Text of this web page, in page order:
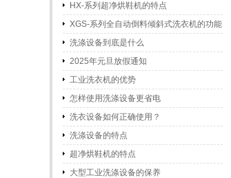
HX-系列超净烘鞋机的特点
XGS-系列全自动倒料倾斜式洗衣机的功能
和特点
洗涤设备到底是什么
2025年元旦放假通知
工业洗衣机的优势
怎样使用洗涤设备更省电
洗衣设备如何正确使用？
洗涤设备的特点
超净烘鞋机的特点
大型工业洗涤设备的保养